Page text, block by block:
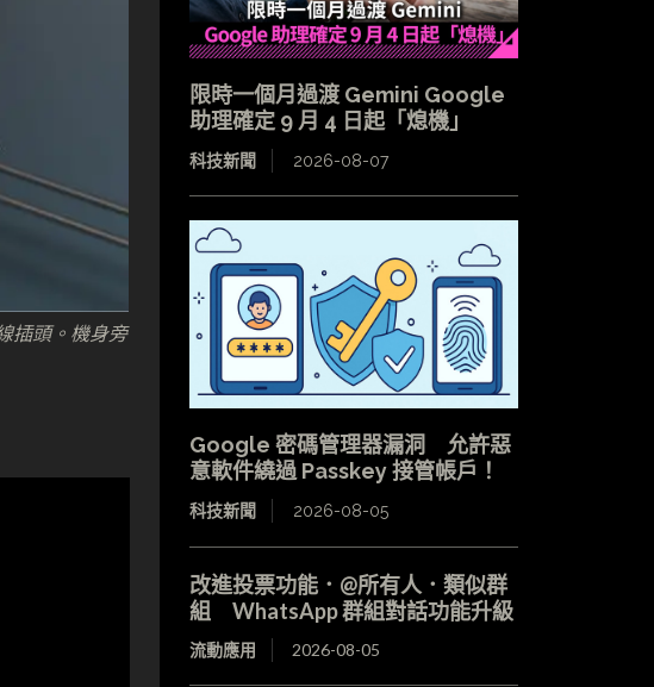
插頭。機身旁
限時一個月過渡 Gemini Google
助理確定 9 月 4 日起「熄機」
科技新聞 2026-08-07
Google 密碼管理器漏洞 允許惡
意軟件繞過 Passkey 接管帳戶！
科技新聞 2026-08-05
改進投票功能．@所有人．類似群
組 WhatsApp 群組對話功能升級
流動應用 2026-08-05